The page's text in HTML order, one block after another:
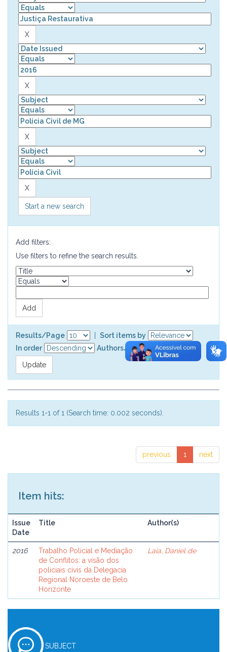
Start a new search
Add filters:
Use filters to refine the search results.
Results/Page
Sort items by
In order
Authors/record
Results 1-1 of 1 (Search time: 0.002 seconds).
previous 1 next
Item hits:
Issue
Date
Title Author(s)
2016
Trabalho Policial e Mediação
de Conflitos: a visão dos
policiais civis da Delegacia
Regional Noroeste de Belo
Horizonte
Laia, Daniel de
SUBJECT